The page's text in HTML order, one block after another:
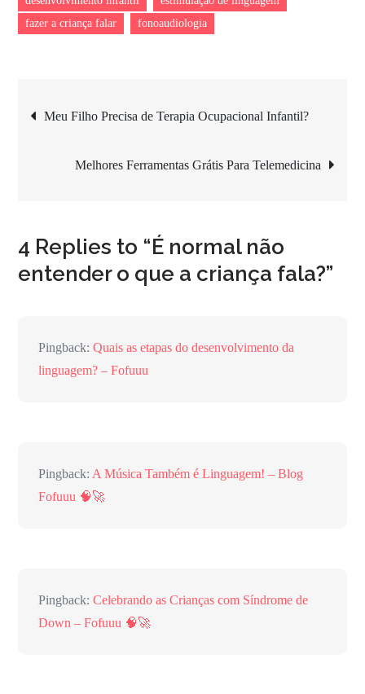
fazer a criança falar
fonoaudiologia
Navegação
Meu Filho Precisa de Terapia Ocupacional Infantil?
Melhores Ferramentas Grátis Para Telemedicina
4 Replies to “É normal não
entender o que a criança fala?”
Pingback:Quais as etapas do desenvolvimento da
linguagem? – Fofuuu
Pingback: A Música Também é Linguagem! – Blog
Fofuuu 🧠🚀
Pingback:Celebrando as Crianças com Síndrome de
Down – Fofuuu 🧠🚀